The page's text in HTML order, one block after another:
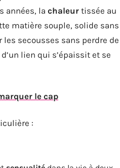
années, la chaleur tissée au
matière souple, solide sans
les secousses sans perdre de
d’un lien qui s’épaissit et se
le cap
: